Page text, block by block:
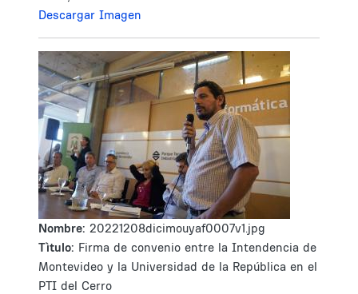
Descargar Imagen
Nombre: 20221208dicimouyaf0007v1.jpg
Tìtulo: Firma de convenio entre la Intendencia de
Montevideo y la Universidad de la República en el
PTI del Cerro